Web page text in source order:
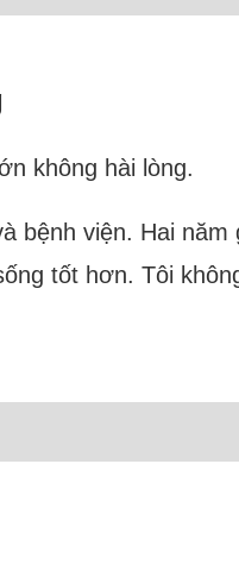
không hài lòng.
viện. Hai
tốt hơn. Tôi